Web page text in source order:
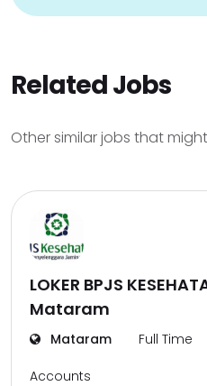
Related Jobs
Other similar jobs that
LOKER BPJS
Mataram
Mataram Full Time
Accounts